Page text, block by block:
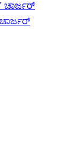
ಚಾರ್ಜರ್
ಚಾರ್ಜರ್